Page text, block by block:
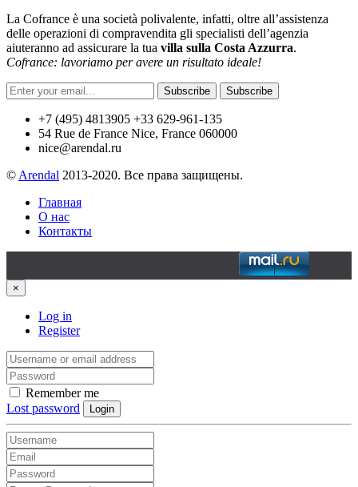
La Cofrance è una società polivalente, infatti, oltre all’assistenza
delle operazioni di compravendita gli specialisti dell’agenzia
aiuteranno ad assicurare la tua villa sulla Costa Azzurra.
Cofrance: lavoriamo per avere un risultato ideale!
Subscribe Subscribe
+7 (495) 4813905 +33 629-961-135
54 Rue de France Nice, France 060000
nice@arendal.ru
© Arendal 2013-2020. Все права защищены.
Главная
О нас
Контакты
×
Log in
Register
Remember me
Lost password
Login